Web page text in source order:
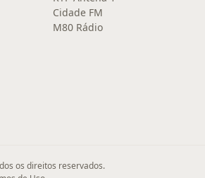
Cidade FM
M80 Rádio
os direitos reservados.